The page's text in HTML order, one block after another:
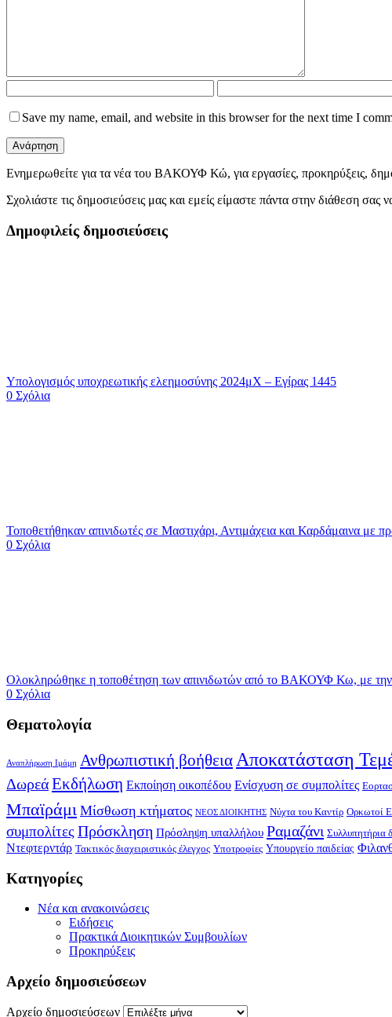
Save my name, email, and website in this browser for the next time I
Ενημερωθείτε για τα νέα του ΒΑΚΟΥΦ Κώ, για εργασίες, προκηρύξεις,
Σχολιάστε τις δημοσιεύσεις μας και εμείς είμαστε πάντα στην διάθεση
Δημοφιλείς δημοσιεύσεις
Υπολογισμός υποχρεωτικής ελεημοσύνης 2024μΧ – Εγίρας 1445
0 Σχόλια
Τοποθετήθηκαν απινιδωτές σε Μαστιχάρι, Αντιμάχεια και Καρδάμαινα
0 Σχόλια
Ολοκληρώθηκε η τοποθέτηση των απινιδωτών από το ΒΑΚΟΥΦ Κω, με
0 Σχόλια
Θεματολογία
Αναπλήρωση Ιμάμη Ανθρωπιστική βοήθεια Αποκατάσταση
ΔωρεάΕκδήλωση Εκποίηση οικοπέδου Ενίσχυση σε συμπολίτες
Μπαϊράμι Μίσθωση κτήματος ΝΕΟΣ ΔΙΟΙΚΗΤΗΣ Νύχτα του Καντίρ Ορκωτοί
συμπολίτες Πρόσκληση Πρόσληψη υπαλλήλου Ραμαζάνι Συλλυπητήρια
Ντεφτερντάρ Τακτικός διαχειριστικός έλεγχος Υποτροφίες Υπουργείο παιδείας
Kατηγορίες
Νέα και ανακοινώσεις
Ειδήσεις
Πρακτικά Διοικητικών Συμβουλίων
Προκηρύξεις
Αρχείο δημοσιεύσεων
Αρχείο δημοσιεύσεων